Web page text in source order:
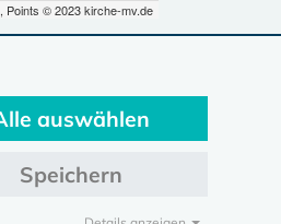
Points © 2023 kirche-mv.de
auswählen
Speichern